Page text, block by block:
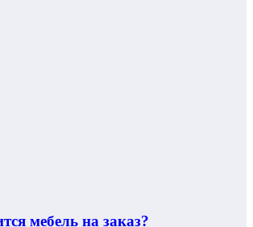
мебель на заказ?